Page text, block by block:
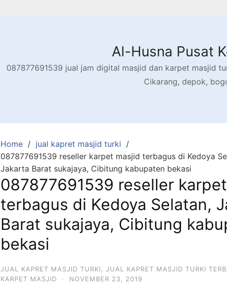
Al-Husna Pusat
087877691539 jual jam digital masjid dan karpet masjid
Cikarang, depok,
Home
jual kapret masjid turki
087877691539 reseller karpet masjid terbagus di Kedoya
Jakarta Barat sukajaya, Cibitung kabupaten bekasi
087877691539 reseller
terbagus di Kedoya Selatan,
Barat sukajaya, Cibitung
bekasi
JUAL KAPRET MASJID TURKI JUAL KAPRET MASJID TURKI
KARPET MASJID
· NOVEMBER 23, 2019